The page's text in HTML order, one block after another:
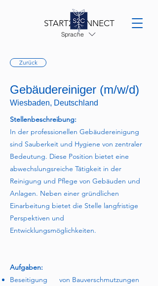
START2CONNECT
Sprache
Zurück
Gebäudereiniger (m/w/d)
Wiesbaden, Deutschland
Stellenbeschreibung:
In der professionellen Gebäudereinigung
sind Sauberkeit und Hygiene von zentraler
Bedeutung. Diese Position bietet eine
abwechslungsreiche Tätigkeit in der
Reinigung und Pflege von Gebäuden und
Anlagen. Neben einer gründlichen
Einarbeitung bietet die Stelle langfristige
Perspektiven und
Entwicklungsmöglichkeiten.​
Aufgaben:
Beseitigung von Bauverschmutzungen